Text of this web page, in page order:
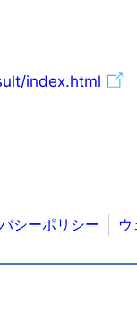
index.html
シーポリシー ウ